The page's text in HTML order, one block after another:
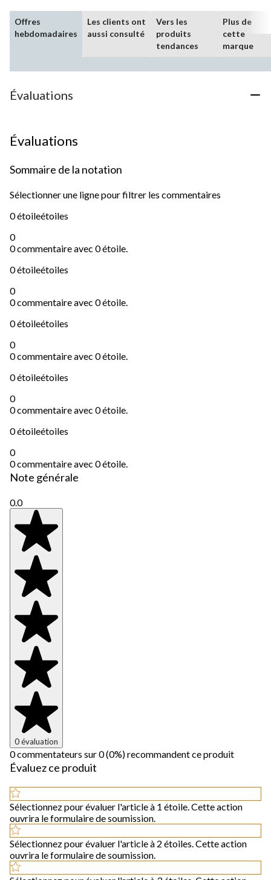
Offres
hebdomadaires
Les clients ont
aussi consulté
Vers les
produits
tendances
Plus de
cette
marque
Évaluations
Évaluations
Sommaire de la notation
Sélectionner une ligne pour filtrer les commentaires
0 étoileétoiles
0
0 commentaire avec 0 étoile.
0 étoileétoiles
0
0 commentaire avec 0 étoile.
0 étoileétoiles
0
0 commentaire avec 0 étoile.
0 étoileétoiles
0
0 commentaire avec 0 étoile.
0 étoileétoiles
0
0 commentaire avec 0 étoile.
Note générale
0.0
0 évaluation
0 commentateurs sur 0 (0%) recommandent ce produit
Évaluez ce produit
Sélectionnez pour évaluer l'article à 1 étoile. Cette action
ouvrira le formulaire de soumission.
Sélectionnez pour évaluer l'article à 2 étoiles. Cette action
ouvrira le formulaire de soumission.